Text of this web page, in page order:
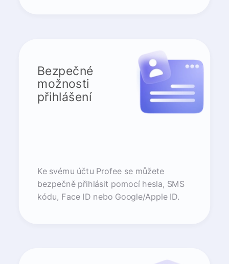
Bezpečné
možnosti
přihlášení
Ke svému účtu Profee se můžete
bezpečně přihlásit pomocí hesla, SMS
kódu, Face ID nebo Google/Apple ID.